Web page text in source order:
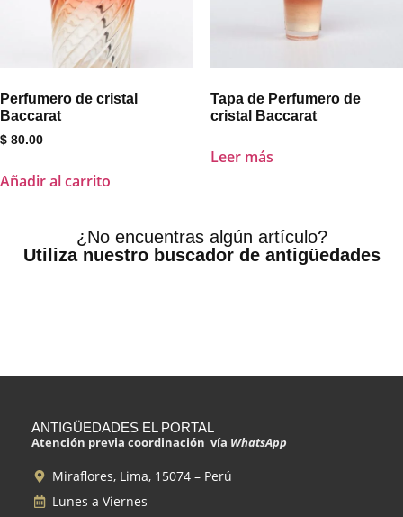
Perfumero de cristal
Baccarat
$ 80.00
Añadir al carrito
Tapa de Perfumero de
cristal Baccarat
Leer más
¿No encuentras algún artículo?
Utiliza nuestro buscador de antigüedades
ANTIGÜEDADES EL PORTAL
Atención previa coordinación vía WhatsApp
Miraflores, Lima, 15074 – Perú
Lunes a Viernes